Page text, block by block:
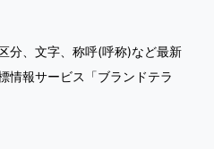
分、文字、称呼(呼称)など最新
情報サービス「ブランドテラ